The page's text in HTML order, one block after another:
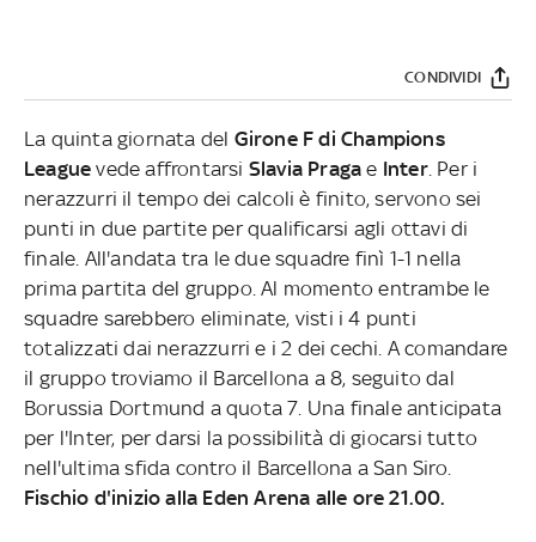
CONDIVIDI
La quinta giornata del Girone F di Champions
League vede affrontarsi Slavia Praga e Inter. Per i
nerazzurri il tempo dei calcoli è finito, servono sei
punti in due partite per qualificarsi agli ottavi di
finale. All'andata tra le due squadre finì 1-1 nella
prima partita del gruppo. Al momento entrambe le
squadre sarebbero eliminate, visti i 4 punti
totalizzati dai nerazzurri e i 2 dei cechi. A comandare
il gruppo troviamo il Barcellona a 8, seguito dal
Borussia Dortmund a quota 7. Una finale anticipata
per l'Inter, per darsi la possibilità di giocarsi tutto
nell'ultima sfida contro il Barcellona a San Siro.
Fischio d'inizio alla Eden Arena alle ore 21.00.